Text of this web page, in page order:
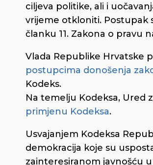
ciljeva politike, ali i
vrijeme otkloniti. Postupak
članku 11. Zakona o pravu
Vlada Republike Hrvatske
postupcima donošenja
Kodeks.
Na temelju Kodeksa, Ured
primjenu Kodeksa.
Usvajanjem Kodeksa
demokracija koje su
zainteresiranom javnošću